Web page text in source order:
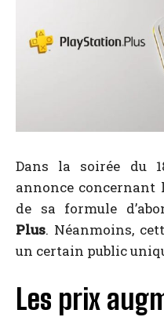
Dans la soirée du
annonce concernant
de sa formule
Plus. Néanmoins,
un certain public
Les prix